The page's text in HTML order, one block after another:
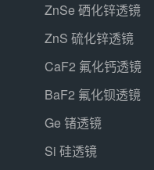
ZnSe 硒化锌透镜
ZnS 硫化锌透镜
CaF2 氟化钙透镜
BaF2 氟化钡透镜
Ge 锗透镜
Si 硅透镜